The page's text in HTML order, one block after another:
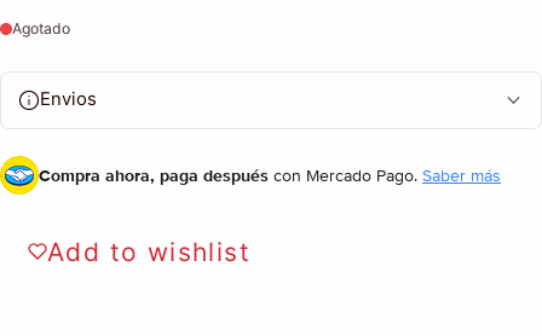
Agotado
Envios
Compra ahora, paga después con Mercado Pago. Saber más
Add to wishlist